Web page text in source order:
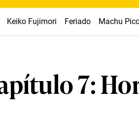
Keiko Fujimori Feriado Machu
7: